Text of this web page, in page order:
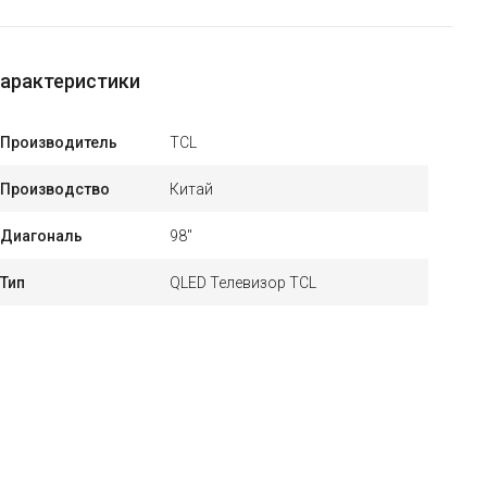
Производитель TCL
Производство Китай
Диагональ 98"
Тип QLED Телевизор TCL